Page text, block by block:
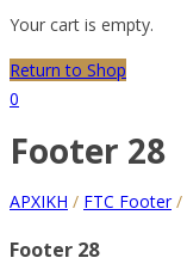
Your cart is empty.
Return to Shop
0
Footer 28
ΑΡΧΙΚΗ / FTC Footer /
Footer 28